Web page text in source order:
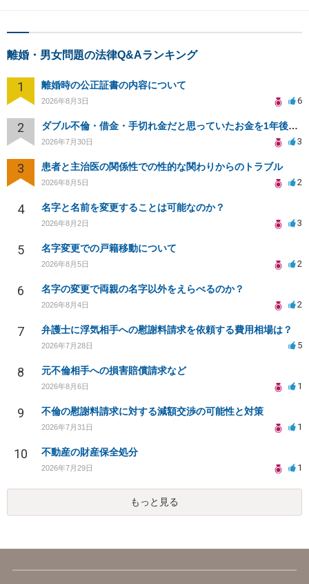
離婚・男女問題の法律Q&Aランキング
1 離婚時の公正証書の内容について
2026年8月3日 6
2 ダブル不倫・借金・手切れ金だと思っていたお金を1年後いまさら脅迫罪として通知書が来てまとめて請求
2026年7月30日 3
3 患者と主治医の関係性での性的な関わりからのトラブル
2026年8月5日 2
4 名字と名前を変更することは可能なのか？
2026年8月2日 3
5 名字変更での戸籍移動について
2026年8月5日 2
6 名字の変更で両親の名字以外をえらべるのか？
2026年8月4日 2
7 弁護士に浮気相手への慰謝料請求を依頼する費用相場は？
2026年7月28日 5
8 元不倫相手への損害賠償請求など
2026年8月6日 1
9 不倫の慰謝料請求に対する減額交渉の可能性と対策
2026年7月31日 1
10 不動産の財産保全処分
2026年7月29日 1
もっと見る